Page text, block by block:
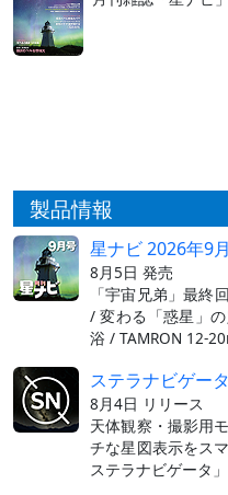
製品情報
星ナビ 2026年9
8月5日 発売
「宇宙兄弟」最終
/ 変わる「惑星」
浴 / TAMRON 12-
ステラナビゲー
8月4日 リリース
天体観察・撮影用
チな星図表示をス
ステラナビゲータ」